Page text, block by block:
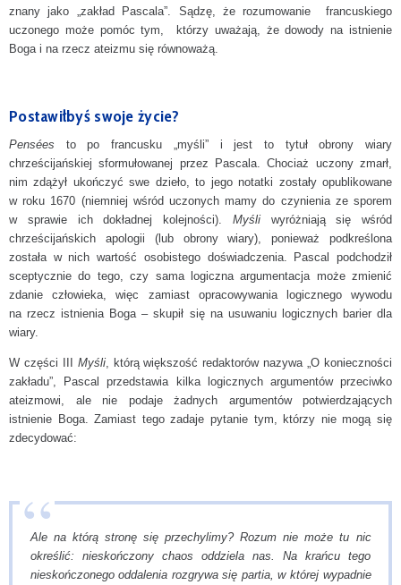
znany jako „zakład Pascala”. Sądzę, że rozumowanie francuskiego
uczonego może pomóc tym, którzy uważają, że dowody na istnienie
Boga i na rzecz ateizmu się równoważą.
Postawiłbyś swoje życie?
Pensées to po francusku „myśli” i jest to tytuł obrony wiary
chrześcijańskiej sformułowanej przez Pascala. Chociaż uczony zmarł,
nim zdążył ukończyć swe dzieło, to jego notatki zostały opublikowane
w roku 1670 (niemniej wśród uczonych mamy do czynienia ze sporem
w sprawie ich dokładnej kolejności). Myśliwyróżniają się wśród
chrześcijańskich apologii (lub obrony wiary), ponieważ podkreślona
została w nich wartość osobistego doświadczenia. Pascal podchodził
sceptycznie do tego, czy sama logiczna argumentacja może zmienić
zdanie człowieka, więc zamiast opracowywania logicznego wywodu
na rzecz istnienia Boga – skupił się na usuwaniu logicznych barier dla
wiary.
W części III Myśli, którą większość redaktorów nazywa „O konieczności
zakładu”, Pascal przedstawia kilka logicznych argumentów przeciwko
ateizmowi, ale nie podaje żadnych argumentów potwierdzających
istnienie Boga. Zamiast tego zadaje pytanie tym, którzy nie mogą się
zdecydować:
Ale na którą stronę się przechylimy? Rozum nie może tu nic
określić: nieskończony chaos oddziela nas. Na krańcu tego
nieskończonego oddalenia rozgrywa się partia, w której wypadnie